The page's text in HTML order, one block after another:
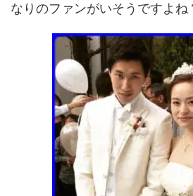
なりのファンがいそうですよね